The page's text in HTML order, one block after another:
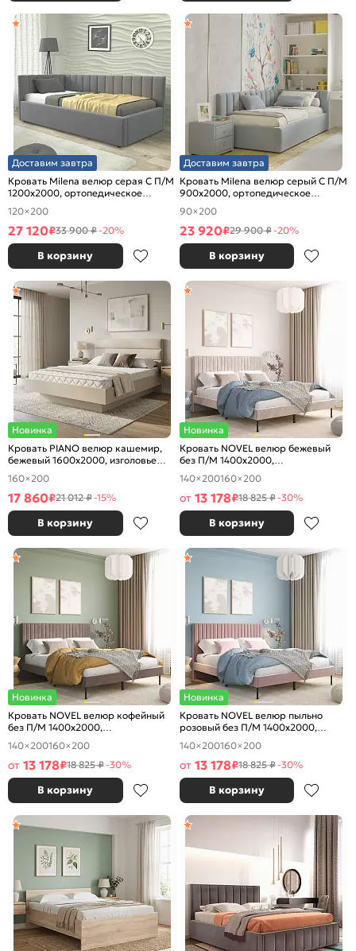
Доставим завтра
Кровать Milena велюр серая С П/М
1200x2000, ортопедическое
основание, изголовье мягкое
120×200
27 120₽33 900 ₽-20%
В корзину
Доставим завтра
Кровать Milena велюр серый С П/М
900x2000, ортопедическое
основание, изголовье мягкое
90×200
23 920₽29 900 ₽-20%
В корзину
Новинка
Кровать PIANO велюр кашемир,
бежевый 1600x2000, изголовье
мягкое
160×200
17 860₽21 012 ₽-15%
В корзину
Новинка
Кровать NOVEL велюр бежевый
без П/М 1400x2000,
ортопедическое основание,
изголовье мягкое
140×200160×200
от 13 178₽18 825 ₽-30%
В корзину
Новинка
Кровать NOVEL велюр кофейный
без П/М 1400x2000,
ортопедическое основание,
изголовье мягкое
140×200160×200
от 13 178₽18 825 ₽-30%
В корзину
Новинка
Кровать NOVEL велюр пыльно
розовый без П/М 1400x2000,
ортопедическое основание,
изголовье мягкое
140×200160×200
от 13 178₽18 825 ₽-30%
В корзину